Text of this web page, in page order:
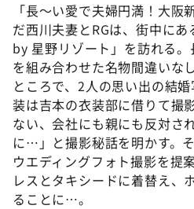
「長～い愛で夫婦円満！大
だ西川夫妻とRGは、街中に
by 星野リゾート」を訪れる
を組み合わせた名物間違いな
ところで、2人の思い出の結
装は吉本の衣装部に借りて撮
ない、会社にも親にも反対さ
に…」と撮影秘話を明かす。
ウエディングフォト撮影を提
レスとタキシードに着替え、
ることに…。